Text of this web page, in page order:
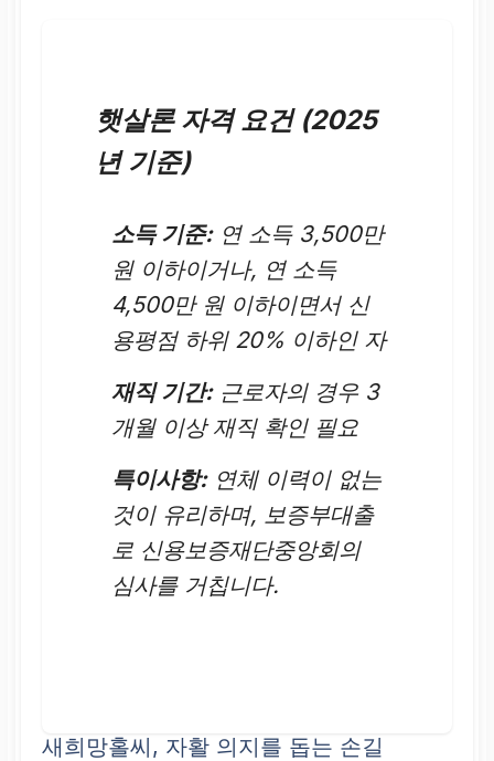
햇살론 자격 요건 (2025
년 기준)
소득 기준:연 소득 3,500만
원 이하이거나, 연 소득
4,500만 원 이하이면서 신
용평점 하위 20% 이하인 자
재직 기간:근로자의 경우 3
개월 이상 재직 확인 필요
특이사항:연체 이력이 없는
것이 유리하며, 보증부대출
로 신용보증재단중앙회의
심사를 거칩니다.
새희망홀씨, 자활 의지를 돕는 손길